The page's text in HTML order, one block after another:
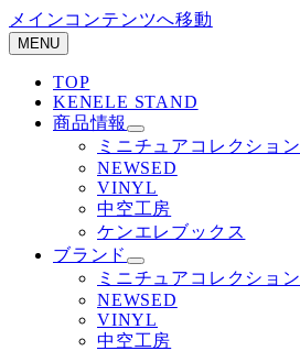
メインコンテンツへ移動
MENU
TOP
KENELE STAND
商品情報
ミニチュアコレクション
NEWSED
VINYL
中空工房
ケンエレブックス
ブランド
ミニチュアコレクション
NEWSED
VINYL
中空工房